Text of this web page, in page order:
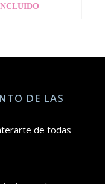
DE LAS
de todas